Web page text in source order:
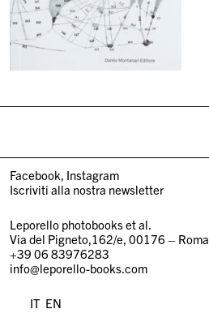
Facebook Instagram
Iscriviti alla nostra newsletter
Leporello photobooks et al.
Via del Pigneto,162/e, 00176 – Roma
+39 06 83976283
info@leporello-books.com
IT EN